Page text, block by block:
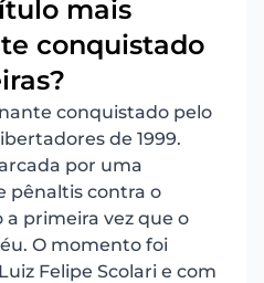
mais
conquistado
conquistado pelo
de 1999.
por uma
pênaltis contra o
a primeira vez que o
O momento foi
Felipe Scolari e com